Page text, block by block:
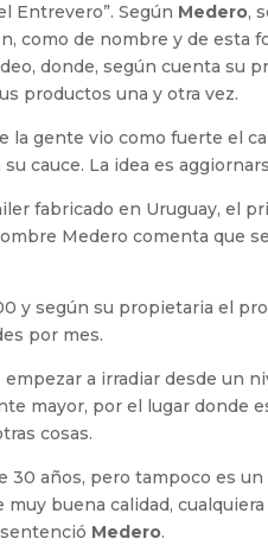
Entrevero”. Según Medero,
como de nombre y de esta
donde, según cuenta su
productos una y otra vez.
la gente vio como fuerte el
cauce. La idea es
fabricado en Uruguay, el
Medero comenta que
y según su propietaria el
por mes.
empezar a irradiar desde un
mayor, por el lugar donde
cosas.
30 años, pero tampoco es
buena calidad,
Medero.